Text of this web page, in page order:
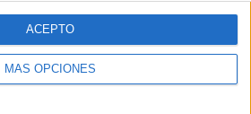
MÁS OPCIONES
ACEPTO